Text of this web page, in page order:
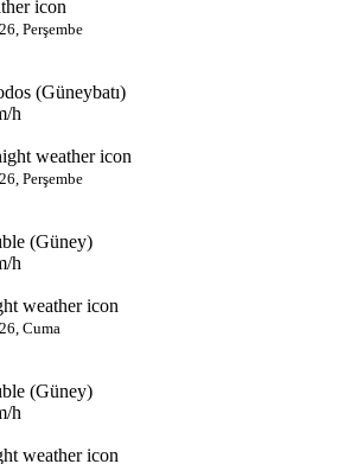
Perşembe
(Güneybatı)
h
Perşembe
(Güney)
h
Cuma
(Güney)
h